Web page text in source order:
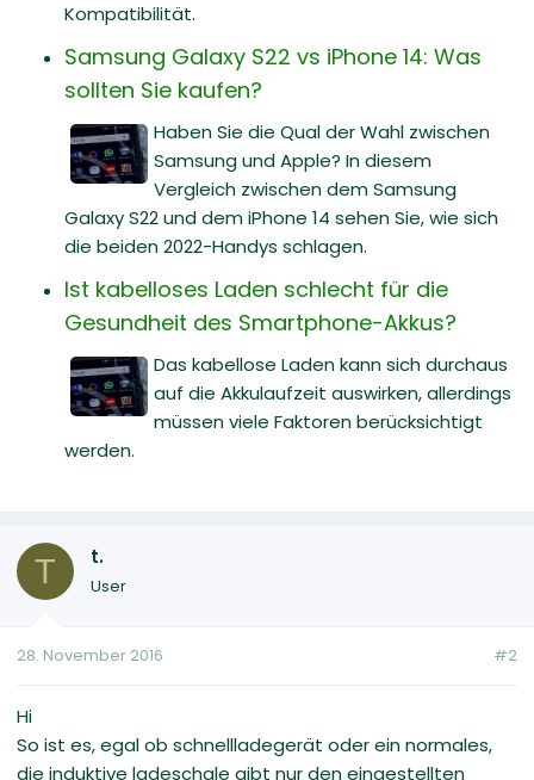
Kompatibilität.
Samsung Galaxy S22 vs iPhone 14: Was
sollten Sie kaufen?
Haben Sie die Qual der Wahl zwischen
Samsung und Apple? In diesem
Vergleich zwischen dem Samsung
Galaxy S22 und dem iPhone 14 sehen Sie, wie sich
die beiden 2022-Handys schlagen.
Ist kabelloses Laden schlecht für die
Gesundheit des Smartphone-Akkus?
Das kabellose Laden kann sich durchaus
auf die Akkulaufzeit auswirken, allerdings
müssen viele Faktoren berücksichtigt
werden.
T t.
User
28. November 2016 #2
Hi
So ist es, egal ob schnellladegerät oder ein normales,
die induktive ladeschale gibt nur den eingestellten